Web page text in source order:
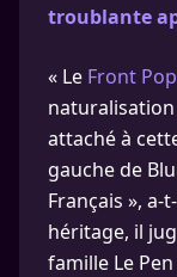
troublante
« Le Front
attaché à
gauche de
Français », a-
héritage, il
famille Le